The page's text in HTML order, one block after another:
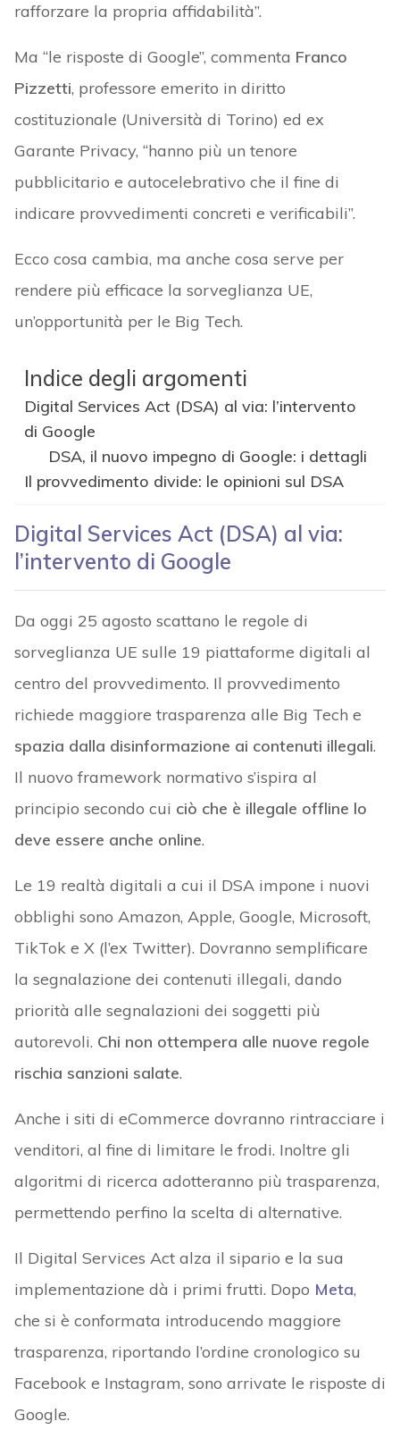
rafforzare la propria affidabilità”.
Ma “le risposte di Google”, commenta Franco
Pizzetti, professore emerito in diritto
costituzionale (Università di Torino) ed ex
Garante Privacy, “hanno più un tenore
pubblicitario e autocelebrativo che il fine di
indicare provvedimenti concreti e verificabili”.
Ecco cosa cambia, ma anche cosa serve per
rendere più efficace la sorveglianza UE,
un’opportunità per le Big Tech.
Indice degli argomenti
Digital Services Act (DSA) al via: l’intervento
di Google
DSA, il nuovo impegno di Google: i dettagli
Il provvedimento divide: le opinioni sul DSA
Digital Services Act (DSA) al via:
l’intervento di Google
Da oggi 25 agosto scattano le regole di
sorveglianza UE sulle 19 piattaforme digitali al
centro del provvedimento. Il provvedimento
richiede maggiore trasparenza alle Big Tech e
spazia dalla disinformazione ai contenuti illegali.
Il nuovo framework normativo s’ispira al
principio secondo cui ciò che è illegale offline lo
deve essere anche online.
Le 19 realtà digitali a cui il DSA impone i nuovi
obblighi sono Amazon, Apple, Google, Microsoft,
TikTok e X (l’ex Twitter). Dovranno semplificare
la segnalazione dei contenuti illegali, dando
priorità alle segnalazioni dei soggetti più
autorevoli. Chi non ottempera alle nuove regole
rischia sanzioni salate.
Anche i siti di eCommerce dovranno rintracciare i
venditori, al fine di limitare le frodi. Inoltre gli
algoritmi di ricerca adotteranno più trasparenza,
permettendo perfino la scelta di alternative.
Il Digital Services Act alza il sipario e la sua
implementazione dà i primi frutti. Dopo Meta,
che si è conformata introducendo maggiore
trasparenza, riportando l’ordine cronologico su
Facebook e Instagram, sono arrivate le risposte di
Google.